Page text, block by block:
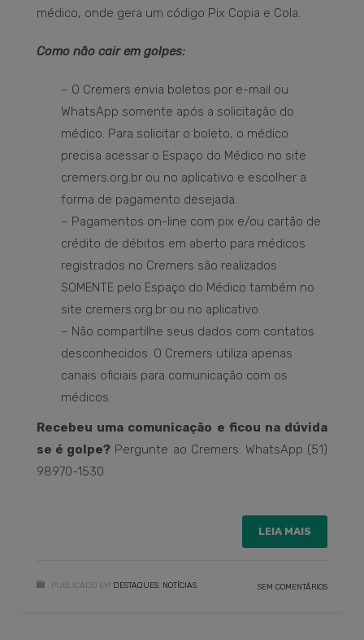
médico, onde gera um código Pix Copia e Cola.
Como não cair em golpes:
– O Cremers envia boletos por e-mail ou
WhatsApp somente após a solicitação do
médico. Para solicitar o boleto, o médico
precisa acessar o Espaço do Médico no site
cremers.org.br ou no aplicativo e escolher a
forma de pagamento desejada.
– Pagamentos on-line com pix e/ou cartão de
crédito de débitos em aberto para médicos
registrados no Cremers são realizados
SOMENTE pelo Espaço do Médico também no
site cremers.org.br ou no aplicativo.
– Não compartilhe seus dados com contatos
desconhecidos. O Cremers utiliza apenas
canais oficiais para comunicação com os
médicos.
Recebeu uma comunicação e ficou na dúvida
se é golpe? Pergunte ao Cremers: WhatsApp (51)
98970-1530.
LEIA MAIS
PUBLICADO EM DESTAQUES NOTÍCIAS SEM COMENTÁRIOS